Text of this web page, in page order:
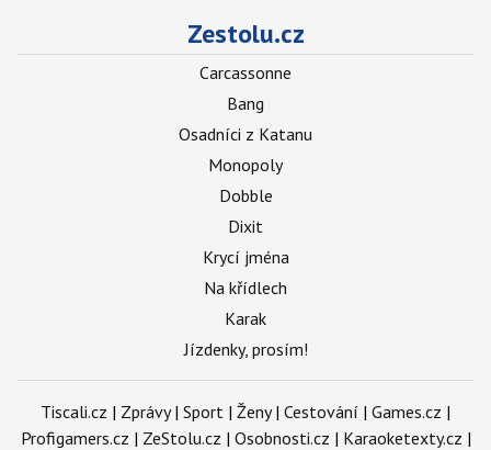
Zestolu.cz
Carcassonne
Bang
Osadníci z Katanu
Monopoly
Dobble
Dixit
Krycí jména
Na křídlech
Karak
Jízdenky, prosím!
Tiscali.cz | Zprávy| Sport | Ženy| Cestování | Games.cz |
Profigamers.cz | ZeStolu.cz | Osobnosti.cz | Karaoketexty.cz |